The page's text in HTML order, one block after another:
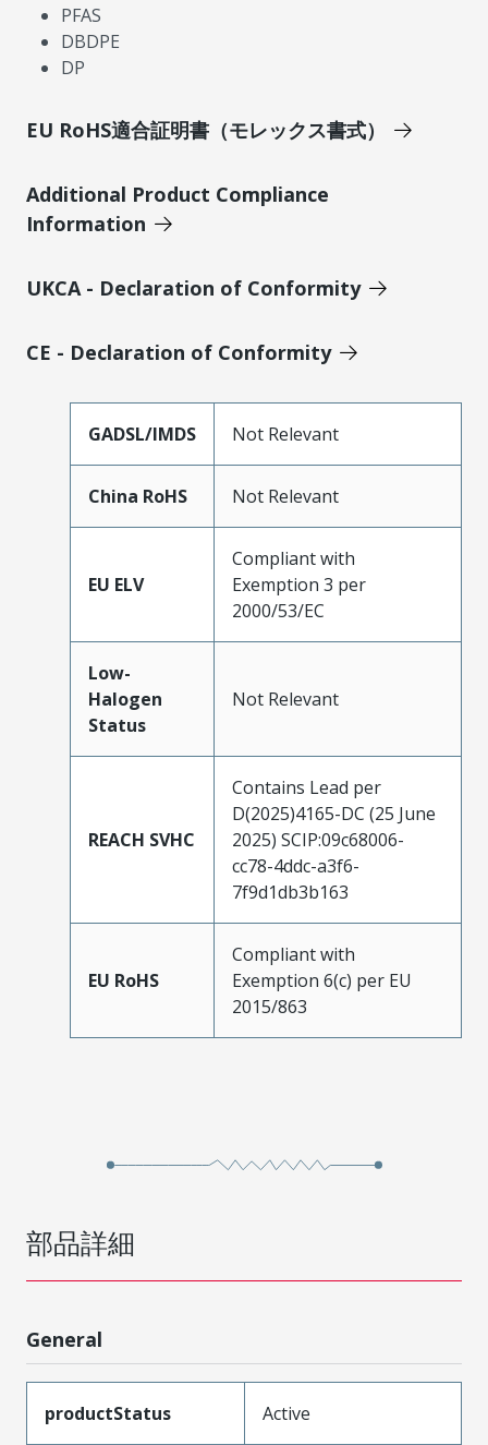
PFAS
DBDPE
DP
EU RoHS適合証明書（モレックス書式）
Additional Product Compliance
Information
UKCA - Declaration of Conformity
CE - Declaration of Conformity
GADSL/IMDS Not Relevant
China RoHS Not Relevant
EU ELV
Compliant with
Exemption 3 per
2000/53/EC
Low-
Halogen
Status
Not Relevant
REACH SVHC
Contains Lead per
D(2025)4165-DC (25 June
2025) SCIP:09c68006-
cc78-4ddc-a3f6-
7f9d1db3b163
EU RoHS
Compliant with
Exemption 6(c) per EU
2015/863
部品詳細
General
productStatus Active